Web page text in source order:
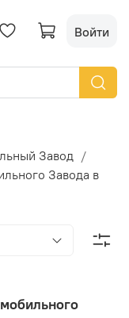
Войти
Завод
Завода в